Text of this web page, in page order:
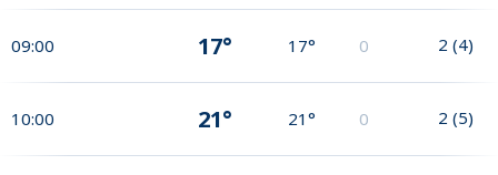
09:00 17° 17° 0 2 (4)
10:00 21° 21° 0 2 (5)